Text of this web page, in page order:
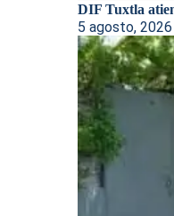
DIF Tuxtla
5 agosto, 2026